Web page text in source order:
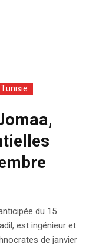
Tunisie
du 15
est ingénieur et
de janvier